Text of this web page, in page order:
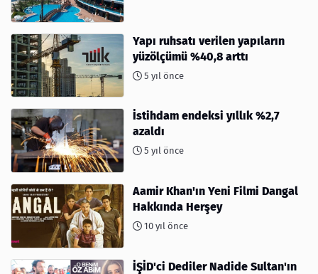
Yapı ruhsatı verilen yapıların
yüzölçümü %40,8 arttı
5 yıl önce
İstihdam endeksi yıllık %2,7
azaldı
5 yıl önce
Aamir Khan'ın Yeni Filmi Dangal
Hakkında Herşey
10 yıl önce
İŞİD'ci Dediler Nadide Sultan'ın